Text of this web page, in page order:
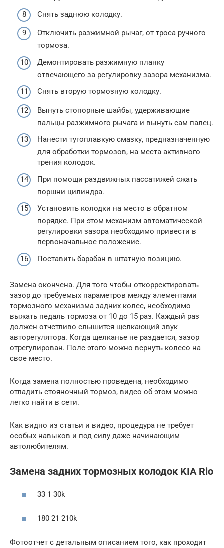
Снять заднюю колодку.
Отключить разжимной рычаг, от троса ручного
тормоза.
Демонтировать разжимную планку
отвечающего за регулировку зазора механизма.
Снять вторую тормозную колодку.
Вынуть стопорные шайбы, удерживающие
пальцы разжимного рычага и вынуть сам палец.
Нанести тугоплавкую смазку, предназначенную
для обработки тормозов, на места активного
трения колодок.
При помощи раздвижных пассатижей сжать
поршни цилиндра.
Установить колодки на место в обратном
порядке. При этом механизм автоматической
регулировки зазора необходимо привести в
первоначальное положение.
Поставить барабан в штатную позицию.
Замена окончена. Для того чтобы откорректировать
зазор до требуемых параметров между элементами
тормозного механизма задних колес, необходимо
выжать педаль тормоза от 10 до 15 раз. Каждый раз
должен отчетливо слышится щелкающий звук
авторегулятора. Когда щелканье не раздается, зазор
отрегулирован. Поле этого можно вернуть колесо на
свое место.
Когда замена полностью проведена, необходимо
отладить стояночный тормоз, видео об этом можно
легко найти в сети.
Как видно из статьи и видео, процедура не требует
особых навыков и под силу даже начинающим
автолюбителям.
Замена задних тормозных колодок KIA Rio
33 1 30k
180 21 210k
Фотоотчет с детальным описанием того, как проходит